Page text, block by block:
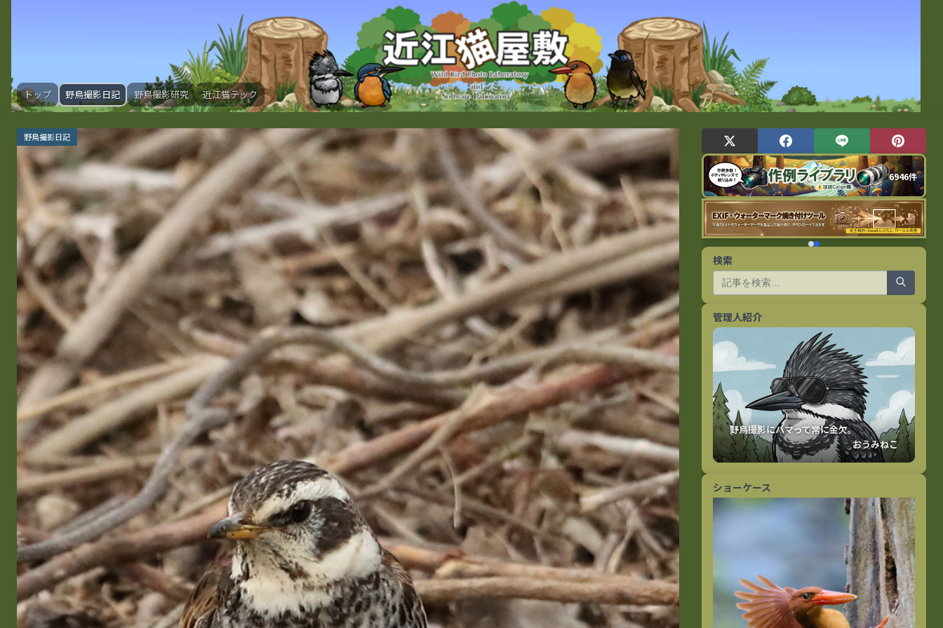
トップ 野鳥撮影日記 野鳥撮影研究 近江猫テック
野鳥撮影日記
6946件
検索
管理人紹介
おうみねこ
ショーケース